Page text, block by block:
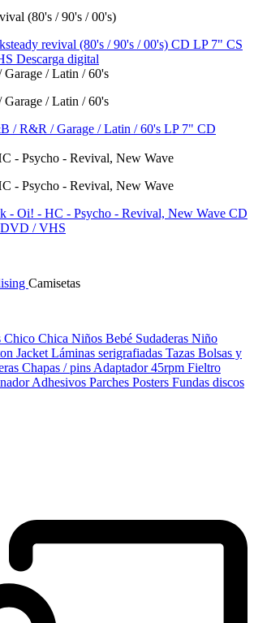
(80's / 90's / 00's)
revival (80's / 90's / 00's) CD LP 7" CS
Descarga digital
/ Latin / 60's
/ Latin / 60's
/ R&R / Garage / Latin / 60's LP 7" CD
- Psycho - Revival, New Wave
- Psycho - Revival, New Wave
- Oi! - HC - Psycho - Revival, New Wave CD
DVD / VHS
Camisetas
Chico Chica Niños Bebé Sudaderas Niño
Jacket Láminas serigrafiadas Tazas Bolsas y
Chapas / pins Adaptador 45rpm Fieltro
Adhesivos Parches Posters Fundas discos